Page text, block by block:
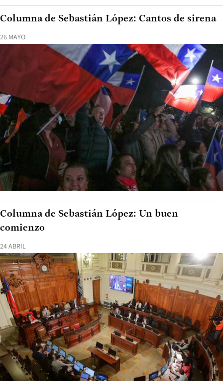
26 MAYO
Columna de Sebastián López: Cantos de sirena
24 ABRIL
Columna de Sebastián López: Un buen
comienzo